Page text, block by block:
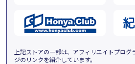
上記ストアの一部は、アフィリエイトプログ
ジのリンクを紹介しています。